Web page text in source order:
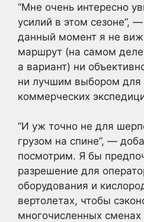
“Мне очень интересно
усилий в этом сезоне”,
данный момент я не
маршрут (на самом
а вариант) ни
ни лучшим выбором для
коммерческих
“И уж точно не для
грузом на спине”, —
посмотрим. Я бы
разрешение для
оборудования и
вертолетах, чтобы
многочисленных